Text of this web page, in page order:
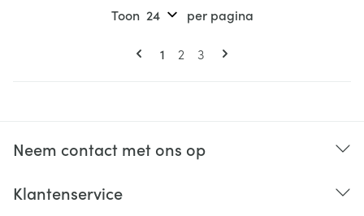
Pagina's
U lees momenteel pagina
1 Pagina
2 Pagina
3
Toon per pagina
Neem contact met ons op
Klantenservice